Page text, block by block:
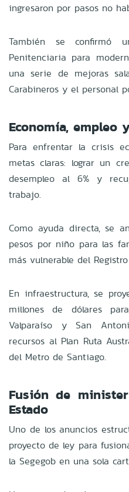
ingresaron por pasos no
También se confirmó
Penitenciaria para
una serie de mejoras
Carabineros y el personal
Economía, empleo
Para enfrentar la crisis
metas claras: lograr un
desempleo al 6% y
trabajo.
Como ayuda directa, se
pesos por niño para las
más vulnerable del
En infraestructura, se
millones de dólares
Valparaíso y San
recursos al Plan Ruta
del Metro de Santiago.
Fusión de
Estado
Uno de los anuncios
proyecto de ley para
la Segegob en una sola